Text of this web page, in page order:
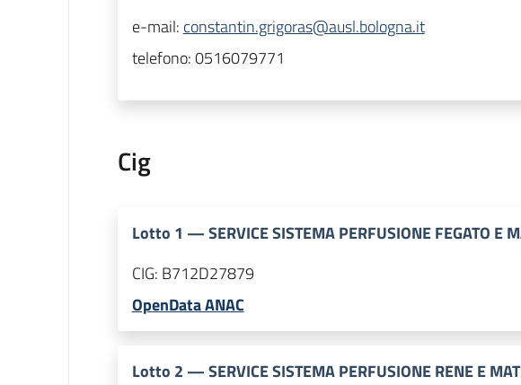
e-mail: constantin.grigoras@ausl.bologna.it
telefono:0516079771
Cig
Lotto 1 —SERVICE SISTEMA PERFUSIONE FEGATO E
CIG: B712D27879
OpenData ANAC
Lotto 2 —SERVICE SISTEMA PERFUSIONE RENE E